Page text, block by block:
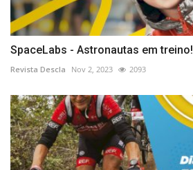
SpaceLabs - Astronautas em treino!
Revista Descla Nov 2, 2023 2093